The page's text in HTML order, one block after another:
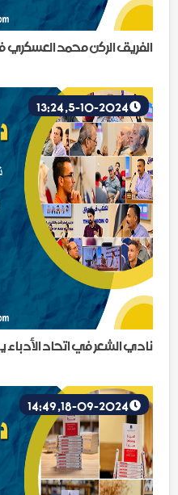
الفريق الركن محمد العسكري
نادي الشعر في اتحاد